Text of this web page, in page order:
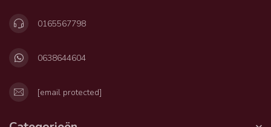
0165567798
0638644604
[email protected]